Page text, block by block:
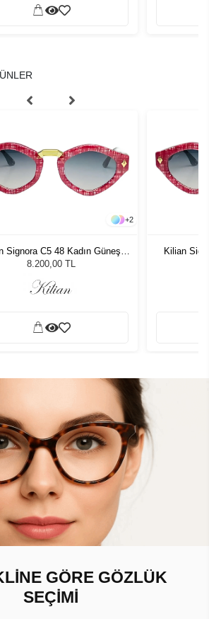
+2
Signora C5 48 Kadın Güneş
Gözlüğü
8.200,00 TL
Kilian
GÖRE GÖZLÜK
SEÇİMİ